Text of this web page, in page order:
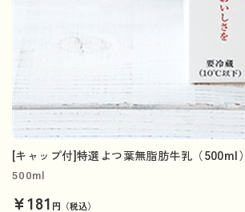
[キャップ付]特選よつ葉無脂肪牛乳（500ml）
500ml
¥181 円（税込）